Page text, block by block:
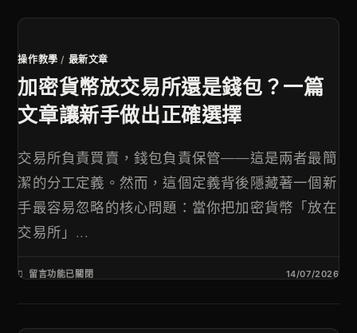
操作教學 / 最新文章
加密貨幣放交易所還是錢包？一篇
文章讓新手做出正確選擇
交易所負責買賣，錢包負責保管——這是兩者最簡
潔的分工定義。然而，這個定義背後隱藏著一個新
手最容易忽略的核心問題：當你把加密貨幣「放在
交易所」...
留言功能已關閉 14/07/2026